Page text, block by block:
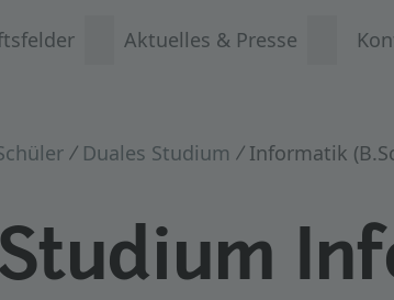
Aktuelles & Presse
Duales Studium Informatik